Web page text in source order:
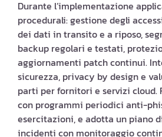
Durante l’implementazione
procedurali: gestione degli
dei dati in transito e a riposo,
backup regolari e testati,
aggiornamenti patch continui.
sicurezza, privacy by design e
parti per fornitori e servizi cloud.
con programmi periodici anti-
esercitazioni, e adotta un piano
incidenti con monitoraggio